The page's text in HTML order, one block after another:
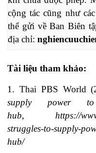
cộng tác cũng như
thể gửi về Ban Biên
địa chỉ:
Tài liệu tham khảo:
1. Thai PBS World
supply power
hub,
https://
struggles-to-supply-
hub/